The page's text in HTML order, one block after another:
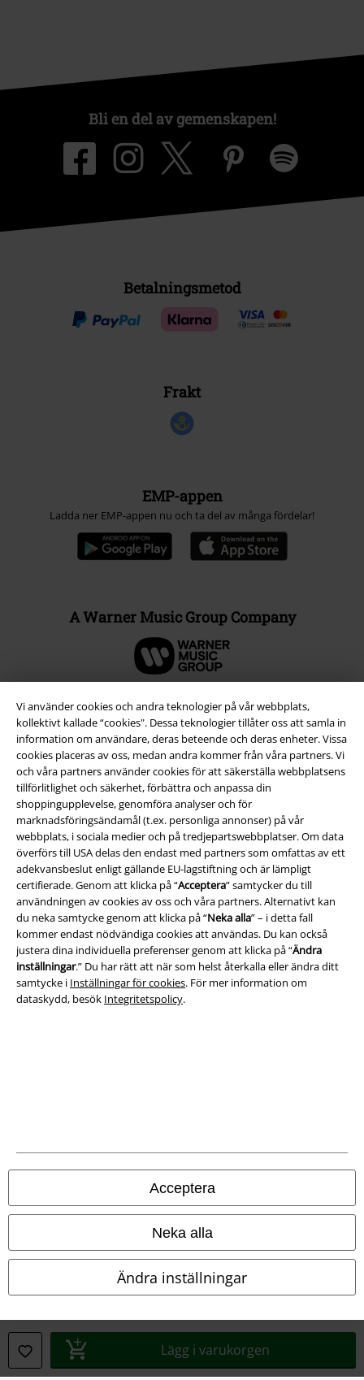
Vi använder cookies och andra teknologier på vår webbplats,
kollektivt kallade “cookies". Dessa teknologier tillåter oss att samla in
information om användare, deras beteende och deras enheter. Vissa
cookies placeras av oss, medan andra kommer från våra partners. Vi
och våra partners använder cookies för att säkerställa webbplatsens
tillförlitlighet och säkerhet, förbättra och anpassa din
shoppingupplevelse, genomföra analyser och för
marknadsföringsändamål (t.ex. personliga annonser) på vår
webbplats, i sociala medier och på tredjepartswebbplatser. Om data
överförs till USA delas den endast med partners som omfattas av ett
adekvansbeslut enligt gällande EU-lagstiftning och är lämpligt
certifierade. Genom att klicka på “Acceptera” samtycker du till
användningen av cookies av oss och våra partners. Alternativt kan
du neka samtycke genom att klicka på “Neka alla” – i detta fall
kommer endast nödvändiga cookies att användas. Du kan också
justera dina individuella preferenser genom att klicka på “Ändra
inställningar.” Du har rätt att när som helst återkalla eller ändra ditt
samtycke i Inställningar för cookies. För mer information om
dataskydd, besök Integritetspolicy.
Acceptera
Neka alla
Ändra inställningar
Lägg i varukorgen
Bli en del av gemenskapen!
Betalningsmetod
Frakt
EMP-appen
Ladda ner EMP-appen nu och ta del av många fördelar!
A Warner Music Group Company
Juridisk information/Villkor
Villkor
Om oss
Ladda ner villkoren
Avfallshantering och miljöskydd
Alla priser inkl. moms.Fraktkostnad tillkommer.
© 1986-2026 E.M.P. Merchandising HGmbH
Våra onlinebutiker
EMP International
EMP France
EMP Deutschland